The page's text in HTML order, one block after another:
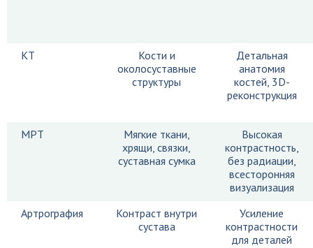
КТ
Кости и
околосуставные
структуры
Детальная
анатомия
костей, 3D-
реконструкция
МРТ
Мягкие ткани,
хрящи, связки,
суставная сумка
Высокая
контрастность,
без радиации,
всесторонняя
визуализация
Артрография
Контраст внутри
сустава
Усиление
контрастности
для деталей